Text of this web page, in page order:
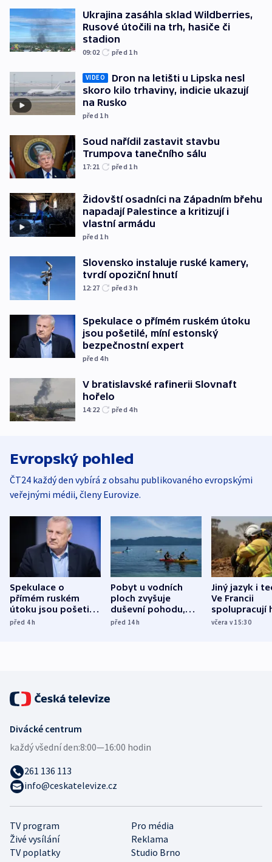
Ukrajina zasáhla sklad Wildberries,
Rusové útočili na trh, hasiče či
stadion
09:02 před 1h
VIDEO
Dron na letišti u Lipska nesl
skoro kilo trhaviny, indicie ukazují
na Rusko
před 1h
Soud nařídil zastavit stavbu
Trumpova tanečního sálu
17:21 před 1h
Židovští osadníci na Západním břehu
napadají Palestince a kritizují i
vlastní armádu
před 1h
Slovensko instaluje ruské kamery,
tvrdí opoziční hnutí
12:27 před 3h
Spekulace o přímém ruském útoku
jsou pošetilé, míní estonský
bezpečnostní expert
před 4h
V bratislavské rafinerii Slovnaft
hořelo
14:22 před 4h
Evropský pohled
ČT24 každý den vybírá z obsahu publikovaného evropskými
veřejnými médii, členy Eurovize.
Spekulace o
přímém ruském
útoku jsou pošetilé,
míní estonský
před 4h
Pobyt u vodních
ploch zvyšuje
duševní pohodu,
ukázala
před 14h
Jiný jazyk i
Ve Francii
spolupracují
různých zemí
včera v 15:30
TV program
Pro média
Živé vysílání
Reklama
TV poplatky
Studio Brno
Divácké centrum
každý všední den:8:00—16:00 hodin
261 136 113
info@ceskatelevize.cz